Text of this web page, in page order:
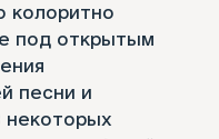
колоритно
под открытым
песни и
некоторых